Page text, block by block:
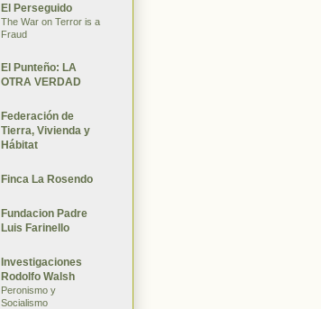
El Perseguido
The War on Terror is a
Fraud
El Punteño: LA
OTRA VERDAD
Federación de
Tierra, Vivienda y
Hábitat
Finca La Rosendo
Fundacion Padre
Luis Farinello
Investigaciones
Rodolfo Walsh
Peronismo y
Socialismo